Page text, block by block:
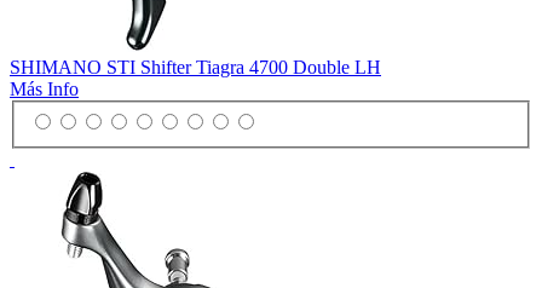
SHIMANO STI Shifter Tiagra 4700 Double LH
Más Info